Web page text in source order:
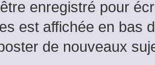
enregistré pour
est affichée en bas
de nouveaux